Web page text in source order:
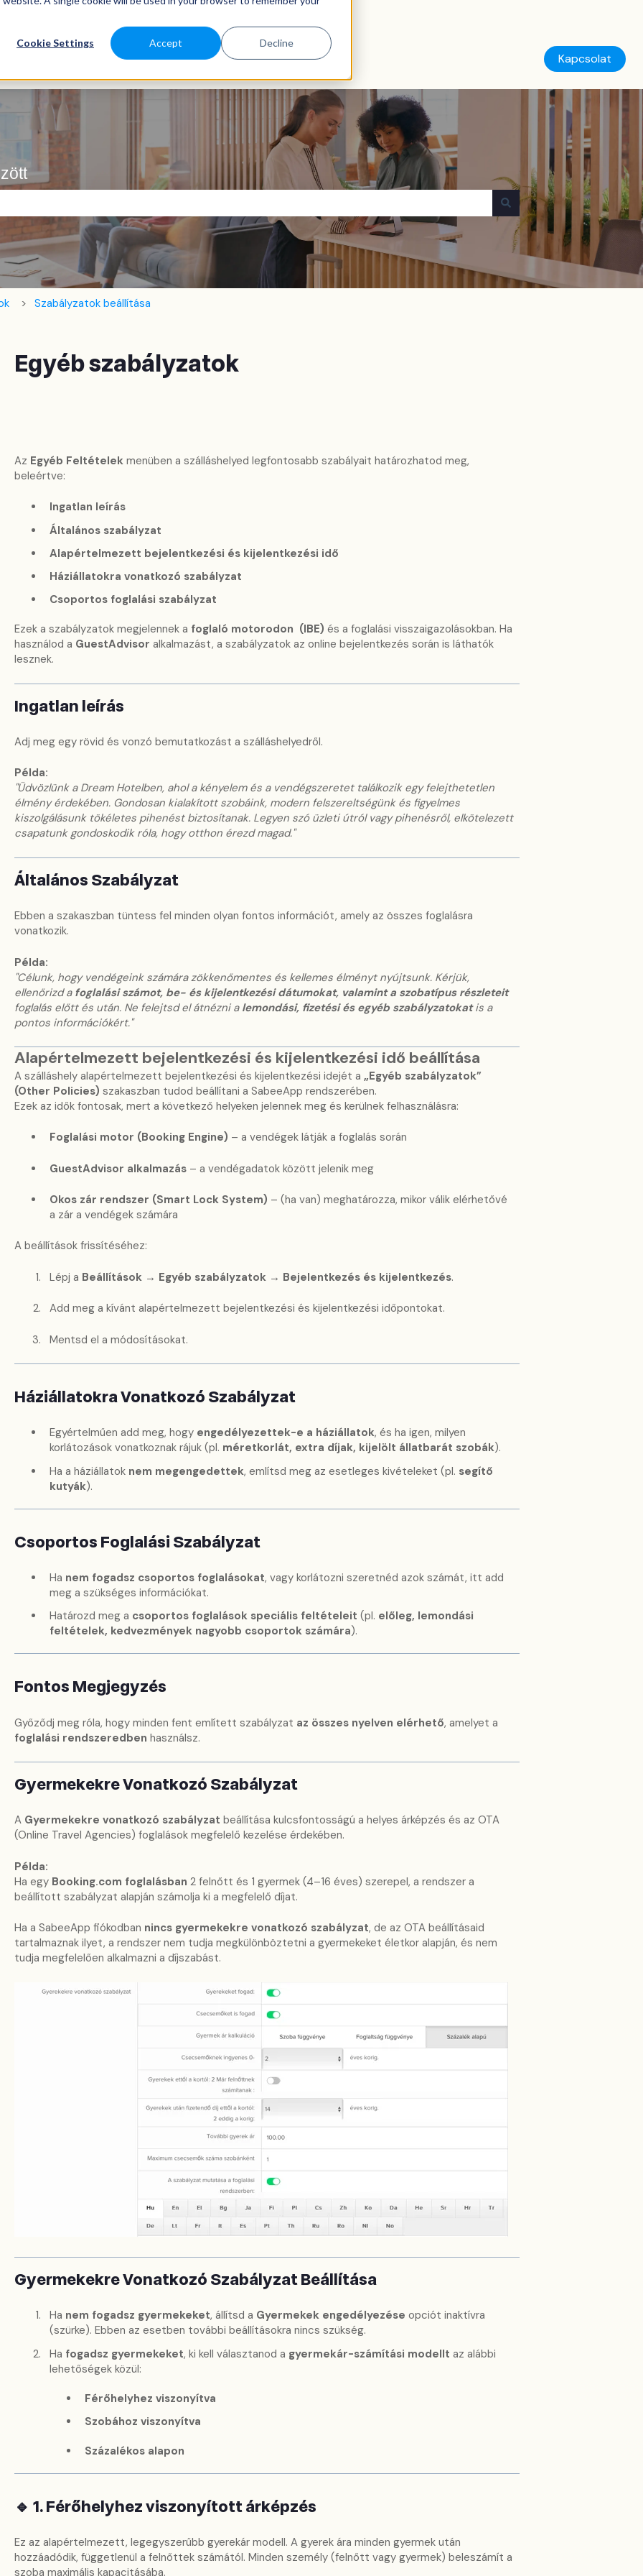
Cookie Settings Accept Decline
Kapcsolat
Szabályzatok beállítása
Egyéb szabályzatok
Az Egyéb Feltételekmenüben a szálláshelyed legfontosabb szabályait határozhatod meg,
beleértve:
Ingatlan leírás
Általános szabályzat
Alapértelmezett bejelentkezési és kijelentkezési idő
Háziállatokra vonatkozó szabályzat
Csoportos foglalási szabályzat
Ezek a szabályzatok megjelennek a foglaló motorodon (IBE) és a foglalási visszaigazolásokban. Ha
használod a GuestAdvisor alkalmazást, a szabályzatok az online bejelentkezés során is láthatók
lesznek.
Ingatlan leírás
Adj meg egy rövid és vonzó bemutatkozást a szálláshelyedről.
Példa:
"Üdvözlünk a Dream Hotelben, ahol a kényelem és a vendégszeretet találkozik egy felejthetetlen
élmény érdekében. Gondosan kialakított szobáink, modern felszereltségünk és figyelmes
kiszolgálásunk tökéletes pihenést biztosítanak. Legyen szó üzleti útról vagy pihenésről, elkötelezett
csapatunk gondoskodik róla, hogy otthon érezd magad."
Általános Szabályzat
Ebben a szakaszban tüntess fel minden olyan fontos információt, amely az összes foglalásra
vonatkozik.
Példa:
"Célunk, hogy vendégeink számára zökkenőmentes és kellemes élményt nyújtsunk. Kérjük,
ellenőrizd a foglalási számot, be- és kijelentkezési dátumokat, valamint a szobatípus részleteit
foglalás előtt és után. Ne felejtsd el átnézni a lemondási, fizetési és egyéb szabályzatokatis a
pontos információkért."
Alapértelmezett bejelentkezési és kijelentkezési idő beállítása
A szálláshely alapértelmezett bejelentkezési és kijelentkezési idejét a „Egyéb szabályzatok”
(Other Policies) szakaszban tudod beállítani a SabeeApp rendszerében.
Ezek az idők fontosak, mert a következő helyeken jelennek meg és kerülnek felhasználásra:
Foglalási motor (Booking Engine) – a vendégek látják a foglalás során
GuestAdvisor alkalmazás– a vendégadatok között jelenik meg
Okos zár rendszer (Smart Lock System) – (ha van) meghatározza, mikor válik elérhetővé
a zár a vendégek számára
A beállítások frissítéséhez:
Lépj a Beállítások → Egyéb szabályzatok → Bejelentkezés és kijelentkezés.
Add meg a kívánt alapértelmezett bejelentkezési és kijelentkezési időpontokat.
Mentsd el a módosításokat.
Háziállatokra Vonatkozó Szabályzat
Egyértelműen add meg, hogy engedélyezettek-e a háziállatok, és ha igen, milyen
korlátozások vonatkoznak rájuk (pl. méretkorlát, extra díjak, kijelölt állatbarát szobák).
Ha a háziállatok nem megengedettek, említsd meg az esetleges kivételeket (pl. segítő
kutyák).
Csoportos Foglalási Szabályzat
Ha nem fogadsz csoportos foglalásokat, vagy korlátozni szeretnéd azok számát, itt add
meg a szükséges információkat.
Határozd meg a csoportos foglalások speciális feltételeit (pl. előleg, lemondási
feltételek, kedvezmények nagyobb csoportok számára).
Fontos Megjegyzés
Győződj meg róla, hogy minden fent említett szabályzat az összes nyelven elérhető, amelyet a
foglalási rendszeredben használsz.
Gyermekekre Vonatkozó Szabályzat
A Gyermekekre vonatkozó szabályzat beállítása kulcsfontosságú a helyes árképzés és az OTA
(Online Travel Agencies) foglalások megfelelő kezelése érdekében.
Példa:
Ha egy Booking.com foglalásban 2 felnőtt és 1 gyermek (4–16 éves) szerepel, a rendszer a
beállított szabályzat alapján számolja ki a megfelelő díjat.
Ha a SabeeApp fiókodban nincs gyermekekre vonatkozó szabályzat, de az OTA beállításaid
tartalmaznak ilyet, a rendszer nem tudja megkülönböztetni a gyermekeket életkor alapján, és nem
tudja megfelelően alkalmazni a díjszabást.
Gyermekekre Vonatkozó Szabályzat Beállítása
Ha nem fogadsz gyermekeket, állítsd a Gyermekek engedélyezése opciót inaktívra
(szürke). Ebben az esetben további beállításokra nincs szükség.
Ha fogadsz gyermekeket, ki kell választanod a gyermekár-számítási modellt az alábbi
lehetőségek közül:
Férőhelyhez viszonyítva
Szobához viszonyítva
Százalékos alapon
🔹 1. Férőhelyhez viszonyított árképzés
Ez az alapértelmezett, legegyszerűbb gyerekár modell. A gyerek ára minden gyermek után
hozzáadódik, függetlenül a felnőttek számától. Minden személy (felnőtt vagy gyermek) beleszámít a
szoba maximális kapacitásába.